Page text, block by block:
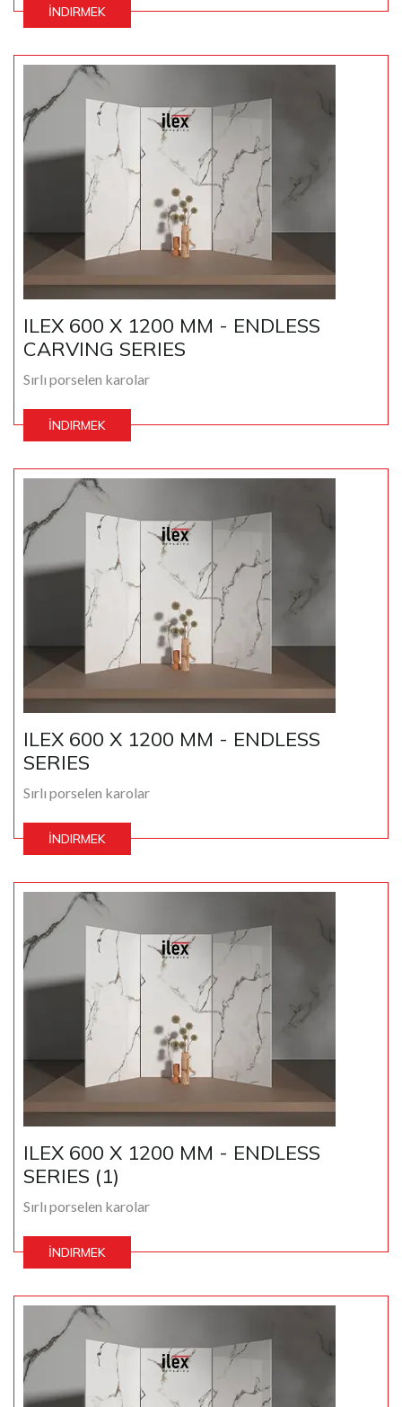
İNDIRMEK
ILEX 600 X 1200 MM - ENDLESS
CARVING SERIES
Sırlı porselen karolar
İNDIRMEK
ILEX 600 X 1200 MM - ENDLESS
SERIES
Sırlı porselen karolar
İNDIRMEK
ILEX 600 X 1200 MM - ENDLESS
SERIES (1)
Sırlı porselen karolar
İNDIRMEK